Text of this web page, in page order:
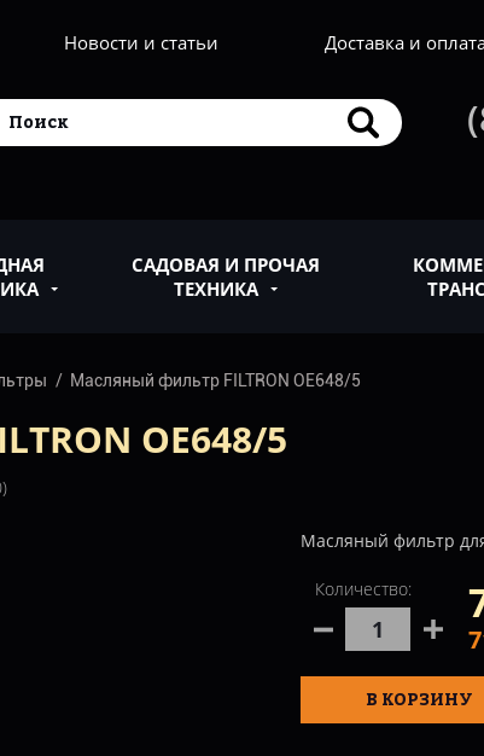
Новости и статьи Доставка и
САДОВАЯ И ПРОЧАЯ
ТЕХНИКА
Масляный фильтр FILTRON OE648/5
OE648/5
Масляный фильтр
Количество:
В КОРЗИНУ